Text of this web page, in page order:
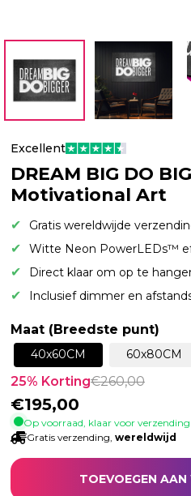
Excellent
DREAM BIG DO
Motivational Art
Gratis wereldwijde
Witte Neon PowerLEDs™
Direct klaar om op te
Inclusief dimmer en
Maat (Breedste punt)
40x60CM 60x80CM
25% Korting€260,00
€195,00
Op voorraad, klaar voor verzending
Gratis verzending, wereldwijd
TOEVOEGEN AAN